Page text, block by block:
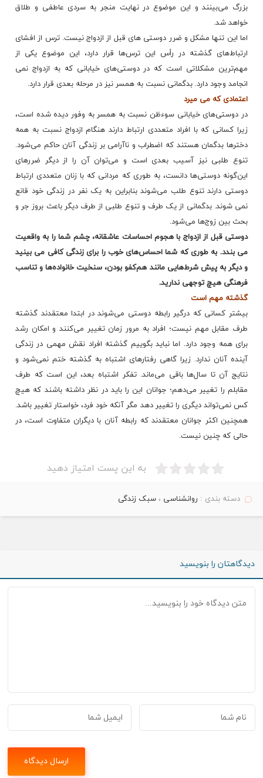
بزرگ می‌بینند و این موضوع در نهایت منجر به سردی عاطفی و طلاق
خواهد شد.
اما این تنها مشکل و ضرر دوستی های قبل از ازدواج نیست. ترس از افشای
ارتباط‌های گذشته در رأس این ترس‌ها قرار دارد، این موضوع یکی از
مهم‌ترین مشکلاتی است که دردوستی‌های خیابانیکه به ازدواج نمی
انجامد وجود دارد. بدگمانی نسبت به همسر نیز در مرحله بعدی قرار دارد.
اعتمادی که می میرد
در دوستی‌های خیابانی سوءظن نسبت به همسر به وفور دیده شده است،
زیرا کسانی که با افراد متعددی ارتباط دارند هنگام ازدواج نسبت به همه
دخترها بدگمان هستند که اضطراب و ناآرامی بر زندگی آنان حاکم می‌شود.
تنوع طلبی نیز آسیب بعدی است و می‌توان آن را از دیگر ضررهای
این‌گونه دوستی‌ها دانست، به طوری که مردانی که با زنان متعددی ارتباط
دوستی دارندتنوع طلب می‌شوند بنابراین به یک نفر در زندگی خود قانع
نمی شوند. بدگمانی از یک طرف و تنوع طلبی از طرف دیگر باعث بروز جر و
بحث بین زوج‌ها می‌شود.
دوستی قبل از ازدواج با هجوم احساسات عاشقانه، چشم شما را به واقعیت
می بندد. به طوری که شما احساس‌های خوب را برای زندگی کافی می بینید
و دیگر به پیش شرط‌هایی مانند هم‌کفو بودن، سنخیت خانواده‌ها و تناسب
فرهنگی هیچ توجهی ندارید.
گذشته مهم است
بیشتر کسانی که درگیر رابطه دوستی می‌شوند در ابتدا معتقدند گذشته
طرف مقابل مهم نیست؛ افراد به مرور زمان تغییر می‌کنند و امکان رشد
برای همه وجود دارد. اما نباید بگوییم گذشته افراد نقش مهمی در زندگی
آینده آنان ندارد. زیرا گاهی رفتارهای اشتباه به گذشته ختم نمی‌شود و
نتایج آن تا سال‌ها باقی می‌ماند. تفکر اشتباه بعد، این است که طرف
مقابلم را تغییر می‌دهم؛ جوانان این را باید در نظر داشته باشند که هیچ
کس نمی‌تواند دیگری را تغییر دهد مگر آنکه خود فرد، خواستار تغییر باشد.
همچنین اکثر جوانان معتقدند که رابطه آنان با دیگران متفاوت است، در
حالی که چنین نیست.
به این پست امتیاز دهید
دسته بندی : روانشناسی ،سبک زندگی
دیدگاهتان را بنویسید